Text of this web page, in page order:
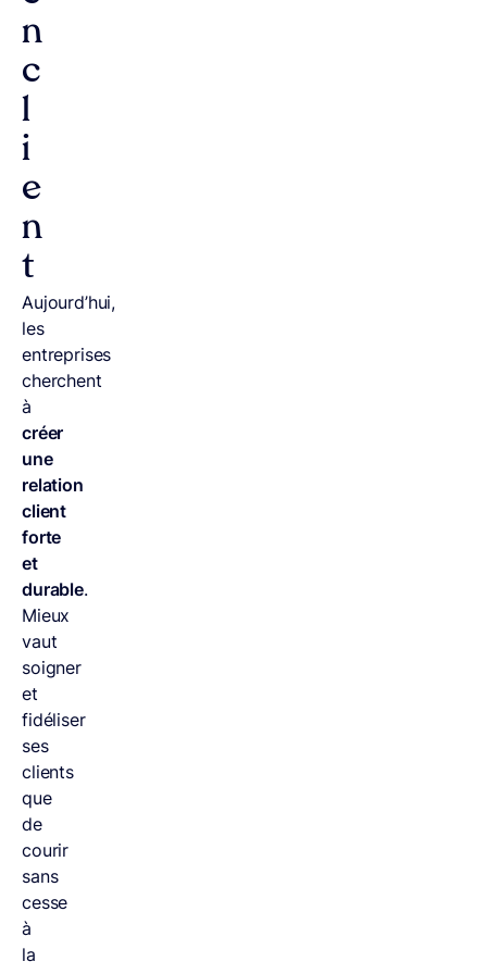
n
c
l
i
e
n
t
Aujourd’hui,
les
entreprises
cherchent
à
créer
une
relation
client
forte
et
durable.
Mieux
vaut
soigner
et
fidéliser
ses
clients
que
de
courir
sans
cesse
à
la